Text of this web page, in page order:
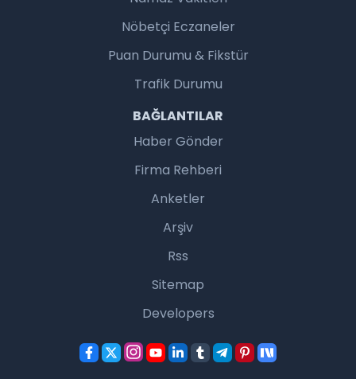
Nöbetçi Eczaneler
Puan Durumu & Fikstür
Trafik Durumu
BAĞLANTILAR
Haber Gönder
Firma Rehberi
Anketler
Arşiv
Rss
Sitemap
Developers